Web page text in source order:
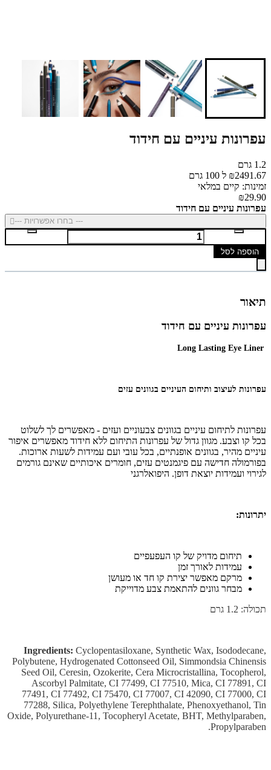
עפרונות עיניים עם חידוד
1.2 גרם
₪2491.67 ל 100 גרם
זמינות: קיים במלאי
₪29.90
עפרונות עיניים עם חידוד
--- בחרו אפשרויות ---
הוספה לסל
תיאור
עפרונות עיניים עם חידוד
עפרונות לעיצוב ותיחום העיניים בגוונים עזים
עפרונות לתיחום עיניים בגוונים צבעוניים ועזים - מאפשרים לך לשלוט
בכל קו וצבע. מגוון גדול של עפרונות התיחום ללא חידוד מאפשרים איפור
עיניים מהיר, בגוונים אופנתיים, בכל עובי ועם עמידות לשעות ארוכות.
בפורמולה חדישה עם פיגמנטים עזים, חומרים איכותיים שאינם גורמים
לגירוי ועמידות יוצאת דופן. היפואלרגני
יתרונות:
תיחום מדויק של קו העפעפיים
עמידות לאורך זמן
מרקם מאפשר יצירת קו חד או מעושן
מבחר גוונים להתאמת צבע מדוייקת
תכולה: 1.2 גרם
Ingredients: Cyclopentasiloxane, Synthetic Wax, Isododecane,
Polybutene, Hydrogenated Cottonseed Oil, Simmondsia Chinensis
Seed Oil, Ceresin, Ozokerite, Cera Microcristallina, Tocopherol,
Ascorbyl Palmitate, CI 77499, CI 77510, Mica, CI 77891, CI
77491, CI 77492, CI 75470, CI 77007, CI 42090, CI 77000, CI
77288, Silica, Polyethylene Terephthalate, Phenoxyethanol, Tin
Oxide, Polyurethane-11, Tocopheryl Acetate, BHT, Methylparaben,
Propylparaben.